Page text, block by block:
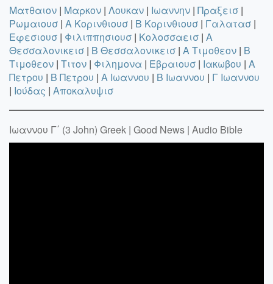
Ματθαιον | Μαρκον | Λουκαν | Ιωαννην | Πραξεισ |
Ρωμαιουσ | A Κορινθιουσ | B Κορινθιουσ | Γαλατασ |
Εφεσιουσ | Φιλιππησιουσ | Κολοσσαεισ | A
Θεσσαλονικεισ | B Θεσσαλονικεισ | A Τιμοθεον | B
Τιμοθεον | Τιτον | Φιλημονα | Εβραιουσ | Ιακωβου | A
Πετρου | B Πετρου | A Ιωαννου | B Ιωαννου | Γ Ιωαννου
| Ιούδας | Αποκαλυψισ
Ιωαννου Γ΄ (3 John) Greek | Good News | Audio Bible